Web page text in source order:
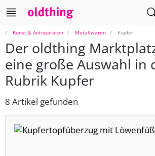
Kunst & Antiquitäten Metallwaren Kupfer
Der oldthing
eine große Auswahl in
Rubrik Kupfer
8 Artikel gefunden